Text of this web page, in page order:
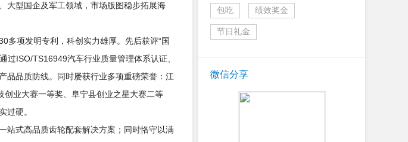
大型国企及军工领域，市场版图稳步拓展海
多项发明专利，科创实力雄厚。先后获评“国
过ISO/TS16949汽车行业质量管理体系认证、
品品质防线。同时屡获行业多项重磅荣誉：江
业大赛一等奖、阜宁县创业之星大赛二等
过硬。
站式高品质齿轮配套解决方案；同时恪守以满
包吃 绩效奖金
节日礼金
微信分享